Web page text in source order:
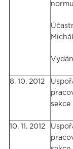
8. 10. 2012
sekce
10. 11. 2012